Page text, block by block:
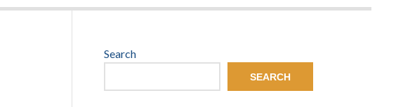
Search
SEARCH